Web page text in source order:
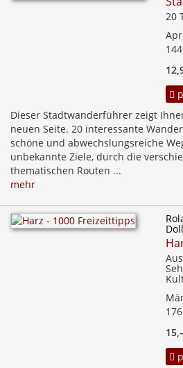
20
Dieser Stadtwanderführer zeigt
neuen Seite. 20 interessante
schöne und abwechslungsreiche
unbekannte Ziele, durch die
thematischen Routen ...
mehr